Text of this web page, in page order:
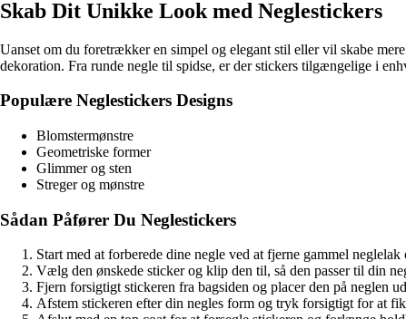
Skab Dit Unikke Look med Neglestickers
Uanset om du foretrækker en simpel og elegant stil eller vil skabe
dekoration. Fra runde negle til spidse, er der stickers tilgængelige i
Populære Neglestickers Designs
Blomstermønstre
Geometriske former
Glimmer og sten
Streger og mønstre
Sådan Påfører Du Neglestickers
Start med at forberede dine negle ved at fjerne gammel
Vælg den ønskede sticker og klip den til, så den passer til din
Fjern forsigtigt stickeren fra bagsiden og placer den på neglen
Afstem stickeren efter din negles form og tryk forsigtigt for at